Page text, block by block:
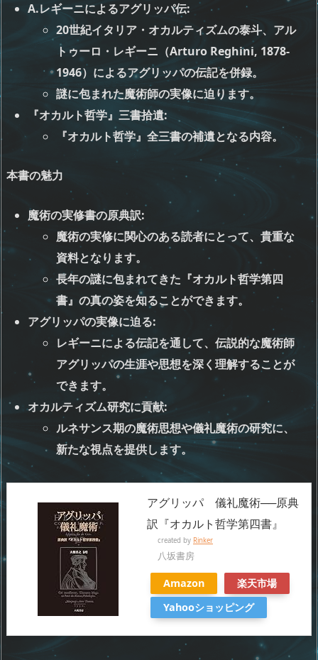
A.レギーニによるアグリッパ伝:
20世紀イタリア・オカルティズムの泰斗、アル
トゥーロ・レギーニ（Arturo Reghini, 1878-
1946）によるアグリッパの伝記を併録。
謎に包まれた魔術師の実像に迫ります。
『オカルト哲学』三書拾遺:
『オカルト哲学』全三書の補遺となる内容。
本書の魅力
魔術の実修書の原典訳:
魔術の実修に関心のある読者にとって、貴重な
資料となります。
長年の謎に包まれてきた『オカルト哲学第四
書』の真の姿を知ることができます。
アグリッパの実像に迫る:
レギーニによる伝記を通して、伝説的な魔術師
アグリッパの生涯や思想を深く理解することが
できます。
オカルティズム研究に貢献:
ルネサンス期の魔術思想や儀礼魔術の研究に、
新たな視点を提供します。
アグリッパ 儀礼魔術──原典
訳『オカルト哲学第四書』
created by Rinker
八坂書房
Amazon
楽天市場
Yahooショッピング